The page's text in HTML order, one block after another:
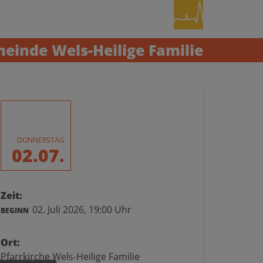
Wels-Heilige Familie
DONNERSTAG
02.07.
Zeit:
BEGINN 02. Juli 2026, 19:00 Uhr
Ort:
Pfarrkirche Wels-Heilige Familie